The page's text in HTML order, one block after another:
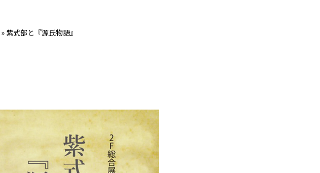
» 紫式部と『源氏物語』